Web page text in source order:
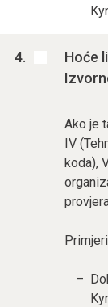
Hoće
Ako je
IV
koda),